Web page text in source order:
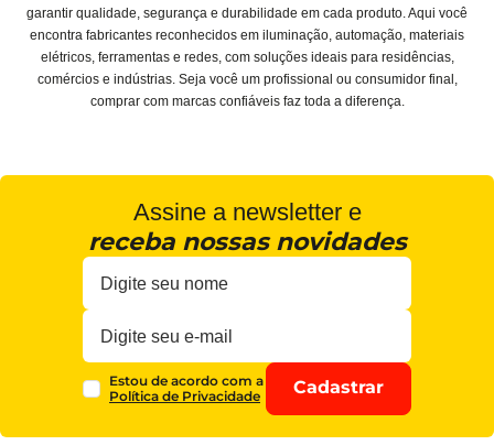
garantir qualidade, segurança e durabilidade em cada produto. Aqui você
encontra fabricantes reconhecidos em iluminação, automação, materiais
elétricos, ferramentas e redes, com soluções ideais para residências,
comércios e indústrias. Seja você um profissional ou consumidor final,
comprar com marcas confiáveis faz toda a diferença.
Assine a newsletter e
receba nossas novidades
Estou de acordo com a
Política de Privacidade
Cadastrar